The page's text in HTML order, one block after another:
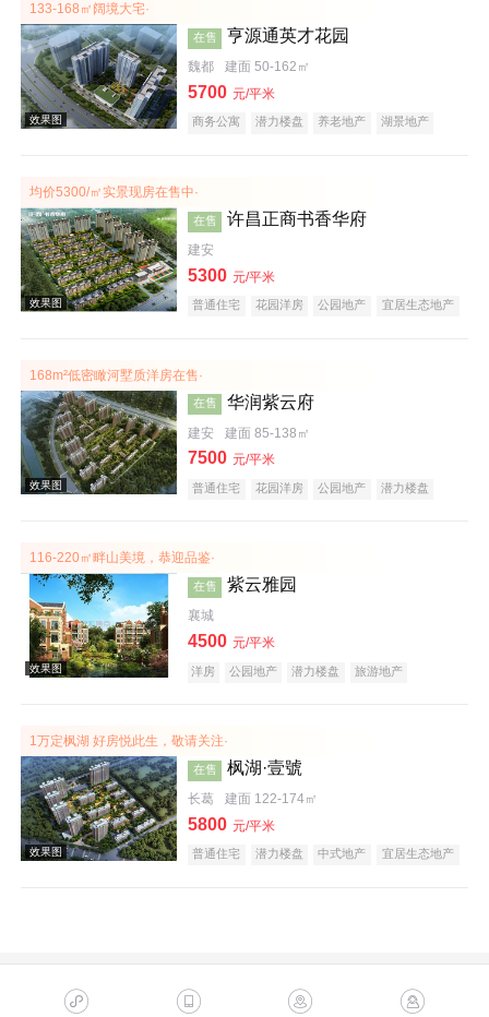
效果图
效果图
效果图
133-168㎡阔境大宅·
在售 亨源通英才花园
魏都 建面 50-162㎡
5700 元/平米
商务公寓 潜力楼盘 养老地产
湖景地产
均价5300/㎡实景现房在售中·
在售 许昌正商书香华府
建安
5300 元/平米
普通住宅 花园洋房 公园地产
宜居生态地产
168m²低密瞰河墅质洋房在售·
在售 华润紫云府
建安 建面 85-138㎡
7500 元/平米
普通住宅 花园洋房 公园地产
潜力楼盘
116-220㎡畔山美境，恭迎品鉴·
在售 紫云雅园
襄城
4500 元/平米
洋房 公园地产 潜力楼盘
旅游地产
1万定枫湖 好房悦此生，敬请关注·
在售 枫湖·壹號
长葛 建面 122-174㎡
5800 元/平米
普通住宅 潜力楼盘 中式地产 宜居生态地产